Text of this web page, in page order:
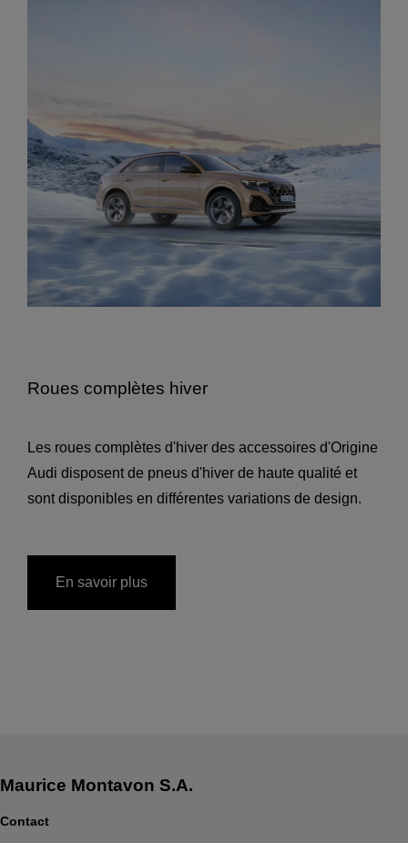
Roues complètes hiver
Les roues complètes d'hiver des accessoires d'Origine
Audi disposent de pneus d'hiver de haute qualité et
sont disponibles en différentes variations de design.
En savoir plus
Contact